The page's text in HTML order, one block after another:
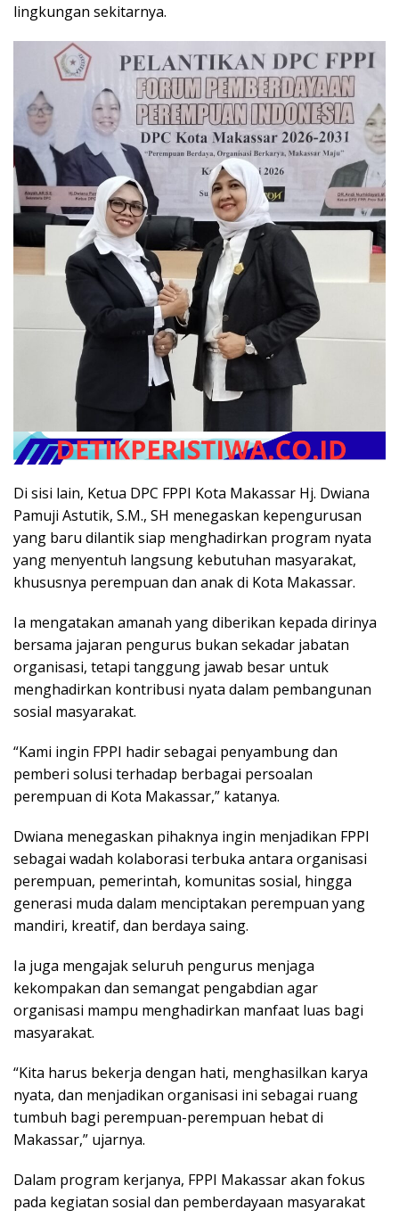
lingkungan sekitarnya.
Di sisi lain, Ketua DPC FPPI Kota Makassar Hj. Dwiana
Pamuji Astutik, S.M., SH menegaskan kepengurusan
yang baru dilantik siap menghadirkan program nyata
yang menyentuh langsung kebutuhan masyarakat,
khususnya perempuan dan anak di Kota Makassar.
Ia mengatakan amanah yang diberikan kepada dirinya
bersama jajaran pengurus bukan sekadar jabatan
organisasi, tetapi tanggung jawab besar untuk
menghadirkan kontribusi nyata dalam pembangunan
sosial masyarakat.
“Kami ingin FPPI hadir sebagai penyambung dan
pemberi solusi terhadap berbagai persoalan
perempuan di Kota Makassar,” katanya.
Dwiana menegaskan pihaknya ingin menjadikan FPPI
sebagai wadah kolaborasi terbuka antara organisasi
perempuan, pemerintah, komunitas sosial, hingga
generasi muda dalam menciptakan perempuan yang
mandiri, kreatif, dan berdaya saing.
Ia juga mengajak seluruh pengurus menjaga
kekompakan dan semangat pengabdian agar
organisasi mampu menghadirkan manfaat luas bagi
masyarakat.
“Kita harus bekerja dengan hati, menghasilkan karya
nyata, dan menjadikan organisasi ini sebagai ruang
tumbuh bagi perempuan-perempuan hebat di
Makassar,” ujarnya.
Dalam program kerjanya, FPPI Makassar akan fokus
pada kegiatan sosial dan pemberdayaan masyarakat